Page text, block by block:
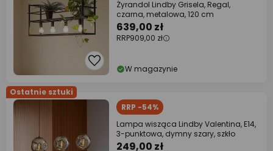
Żyrandol Lindby Grisela, Regal,
czarna, metalowa, 120 cm
639,00 zł
RRP909,00 zł
W magazynie
Ostatnie sztuki
RRP -54%
Lampa wisząca Lindby Valentina, E14,
3-punktowa, dymny szary, szkło
249,00 zł